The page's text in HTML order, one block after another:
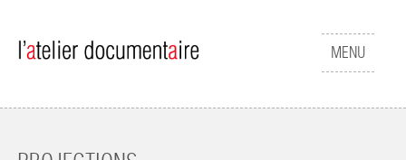
Afficher
le
MENU